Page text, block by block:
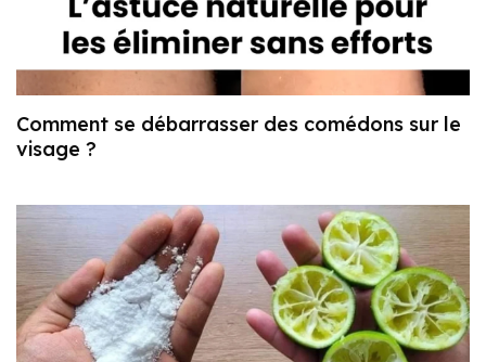
Comment se débarrasser des comédons sur le
visage ?